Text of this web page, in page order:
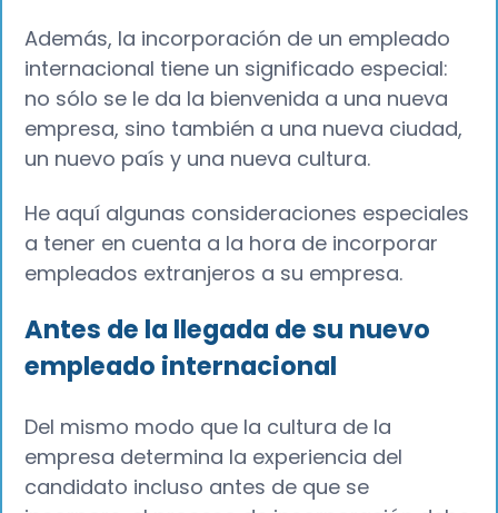
Además, la incorporación de un empleado
internacional tiene un significado especial:
no sólo se le da la bienvenida a una nueva
empresa, sino también a una nueva ciudad,
un nuevo país y una nueva cultura.
He aquí algunas consideraciones especiales
a tener en cuenta a la hora de incorporar
empleados extranjeros a su empresa.
Antes de la llegada de su nuevo
empleado internacional
Del mismo modo que la cultura de la
empresa determina la experiencia del
candidato incluso antes de que se